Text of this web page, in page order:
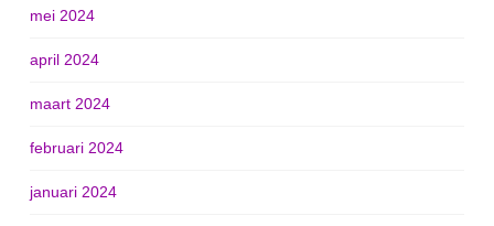
mei 2024
april 2024
maart 2024
februari 2024
januari 2024